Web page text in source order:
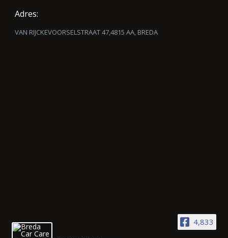
Adres:
VAN RIJCKEVOORSELSTRAAT 47,4815 AA, BREDA
4,833